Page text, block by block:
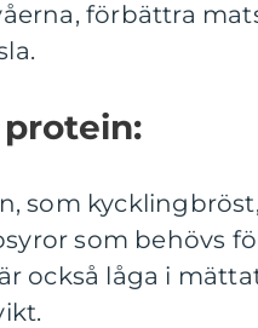
förbättra
som
som behövs
också låga i